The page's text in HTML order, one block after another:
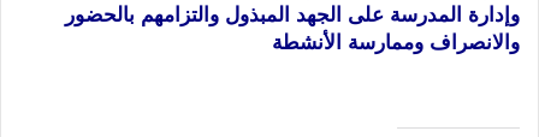
وإدارة المدرسة على الجهد المبذول والتزامهم بالحضور
والانصراف وممارسة الأنشطة